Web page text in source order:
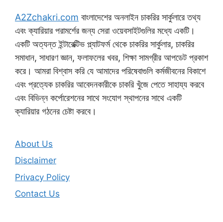
A2Zchakri.com বাংলাদেশের অনলাইন চাকরির সার্কুলারে তথ্য
এবং ক্যারিয়ার পরামর্শের জন্য সেরা ওয়েবসাইটগুলির মধ্যে একটি।
একটি অত্যন্ত ইন্টারেক্টিভ প্ল্যাটফর্ম থেকে চাকরির সার্কুলার, চাকরির
সমাধান, সাধারণ জ্ঞান, ফলাফলের খবর, শিক্ষা সামগ্রীর আপডেট প্রকাশ
করে। আমরা বিশ্বাস করি যে আমাদের পরিষেবাগুলি কর্মজীবনের বিকাশে
এবং প্রত্যেক চাকরির আবেদনকারীকে চাকরি খুঁজে পেতে সাহায্য করবে
এবং বিভিন্ন কর্পোরেশনের সাথে সংযোগ স্থাপনের সাথে একটি
ক্যারিয়ার গঠনের চেষ্টা করবে।
About Us
Disclaimer
Privacy Policy
Contact Us